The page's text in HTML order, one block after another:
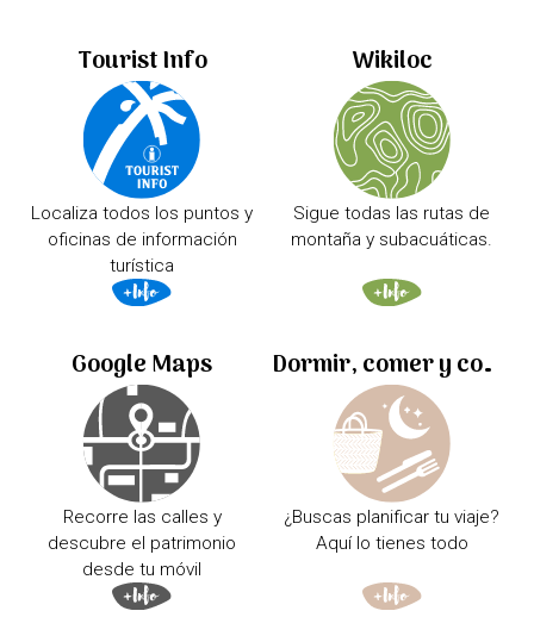
Tourist Info
Localiza todos los puntos y
oficinas de información
turística
Wikiloc
Sigue todas las rutas de
montaña y subacuáticas.
Google Maps
Recorre las calles y
descubre el patrimonio
desde tu móvil
Dormir, comer y comprar
¿Buscas planificar tu viaje?
Aquí lo tienes todo